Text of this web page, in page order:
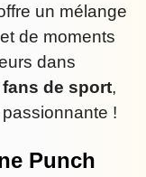
un mélange
de moments
dans
de sport,
!
Punch